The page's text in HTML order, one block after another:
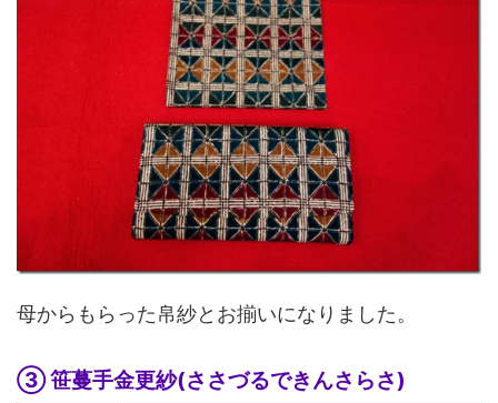
母からもらった帛紗とお揃いになりました。
③ 笹蔓手金更紗(ささづるできんさらさ)